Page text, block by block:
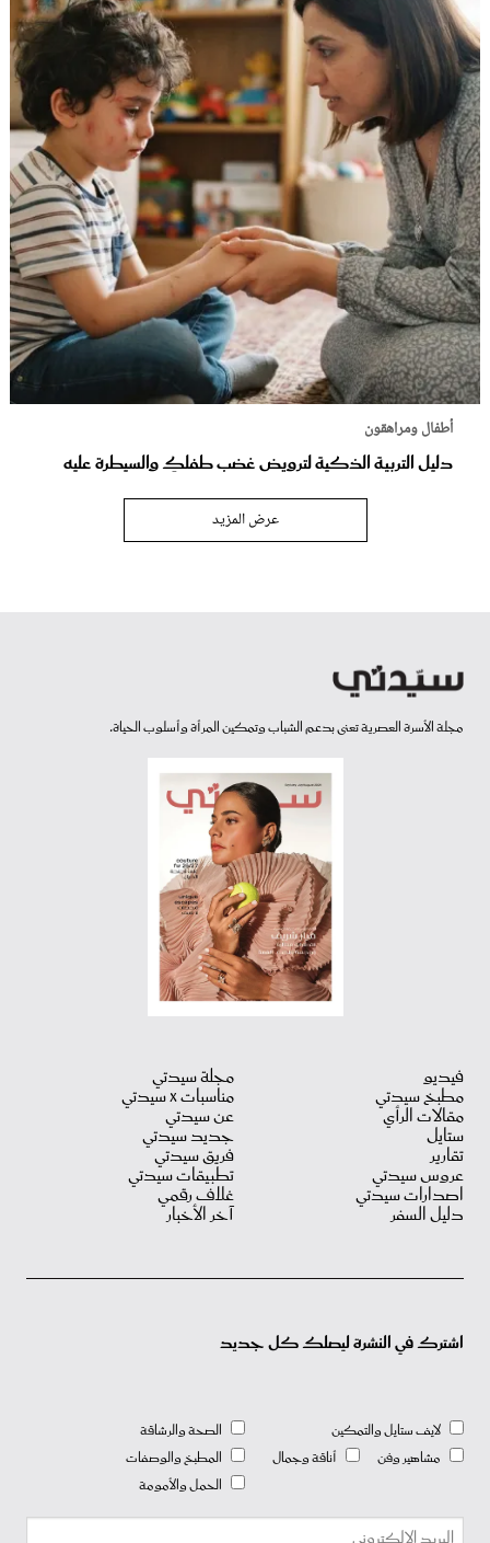
أطفال ومراهقون
دليل التربية الذكية لترويض غضب طفلكِ والسيطرة عليه
عرض المزيد
مجلة الأسرة العصرية تعنى بدعم الشباب وتمكين المرأة وأسلوب الحياة.
فيديو
مطبخ سيدتي
مقالات الرأي
ستايل
تقارير
عروس سيدتي
اصدارات سيدتي
دليل السفر
مجلة سيدتي
مناسبات X سيدتي
عن سيدتي
جديد سيدتي
فريق سيدتي
تطبيقات سيدتي
غلاف رقمي
آخر الأخبار
اشترك في النشرة ليصلك كل جديد
لايف ستايل والتمكين
مشاهير وفن
أناقة وجمال
الصحة والرشاقة
المطبخ والوصفات
الحمل والأمومة